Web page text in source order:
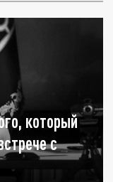
который
с